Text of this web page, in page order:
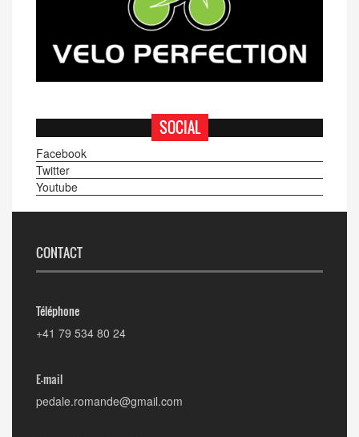
SOCIAL
Facebook
Twitter
Youtube
CONTACT
Téléphone
+41 79 534 80 24
E-mail
pedale.romande@gmail.com